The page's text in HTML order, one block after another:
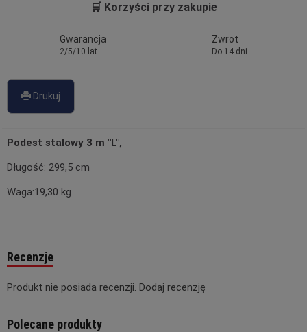
🛒 Korzyści przy zakupie
Gwarancja
2/5/10 lat
Zwrot
Do 14 dni
Drukuj
Podest stalowy 3 m "L",
Długość: 299,5 cm
Waga:19,30 kg
Recenzje
Produkt nie posiada recenzji. Dodaj recenzję
Polecane produkty